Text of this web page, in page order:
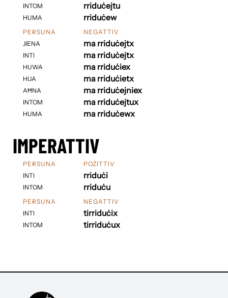
INTOM
HUMA
rriduċejtu
rriduċew
PERSUNA
JIENA
INTI
HUWA
HIJA
AĦNA
INTOM
HUMA
NEGATTIV
ma rriduċejtx
ma rriduċejtx
ma rriduċiex
ma rriduċietx
ma rriduċejniex
ma rriduċejtux
ma rriduċewx
IMPERATTIV
PERSUNA
INTI
INTOM
POŻITTIV
rriduċi
rriduċu
PERSUNA
INTI
INTOM
NEGATTIV
tirriduċix
tirriduċux